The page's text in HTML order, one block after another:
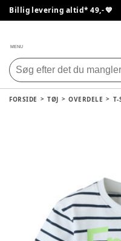
Billig levering altid* 49,- 💙
MENU
FORSIDE TØJ OVERDELE T-